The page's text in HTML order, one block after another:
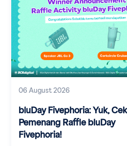
06 August 2026
bluDay Fivephoria: Yuk,
Pemenang Raffle bluDay
Fivephoria!